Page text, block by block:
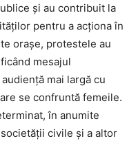
și au contribuit la
pentru a acționa în
orașe, protestele au
mesajul
mai largă cu
se confruntă femeile.
în anumite
civile și a altor